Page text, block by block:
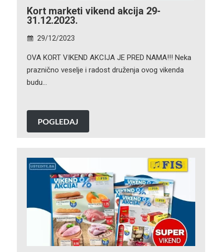
Kort marketi vikend akcija 29-
31.12.2023.
29/12/2023
OVA KORT VIKEND AKCIJA JE PRED NAMA!!! Neka
praznično veselje i radost druženja ovog vikenda
budu…
POGLEDAJ